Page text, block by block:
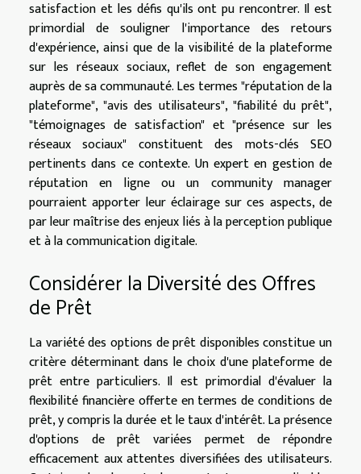
satisfaction et les défis qu'ils ont pu rencontrer. Il est
primordial de souligner l'importance des retours
d'expérience, ainsi que de la visibilité de la plateforme
sur les réseaux sociaux, reflet de son engagement
auprès de sa communauté. Les termes "réputation de la
plateforme", "avis des utilisateurs", "fiabilité du prêt",
"témoignages de satisfaction" et "présence sur les
réseaux sociaux" constituent des mots-clés SEO
pertinents dans ce contexte. Un expert en gestion de
réputation en ligne ou un community manager
pourraient apporter leur éclairage sur ces aspects, de
par leur maîtrise des enjeux liés à la perception publique
et à la communication digitale.
Considérer la Diversité des Offres
de Prêt
La variété des options de prêt disponibles constitue un
critère déterminant dans le choix d'une plateforme de
prêt entre particuliers. Il est primordial d'évaluer la
flexibilité financière offerte en termes de conditions de
prêt, y compris la durée et le taux d'intérêt. La présence
d'options de prêt variées permet de répondre
efficacement aux attentes diversifiées des utilisateurs.